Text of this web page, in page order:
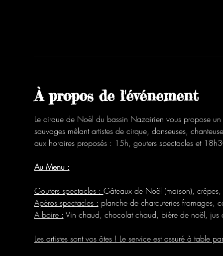
À propos de l'événement
Le cirque de Noël du bassin Nazairien vous propose
sauvages mêlant artistes de cirque, danseuses,
aux horaires proposés : 15h, gouters spectacles et
Au Menu :
Gouters spectacles : Gâteaux de Noël (maison),
Apéros spectacles : planche de charcuteries fromages,
A boire : Vin chaud, chocolat chaud, bière de noël, jus
Les artistes sont vos ôtes ! Le service est assuré à table